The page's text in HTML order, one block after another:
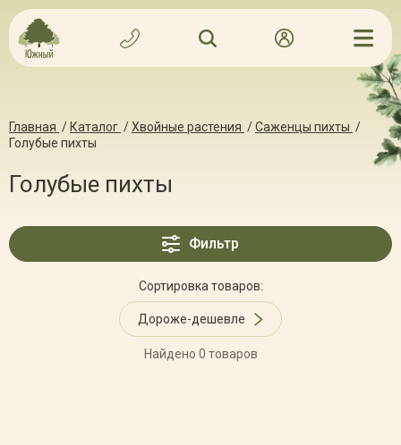
Главная / Каталог /Хвойные растения /Саженцы пихты /
Голубые пихты
Голубые пихты
Фильтр
Сортировка товаров:
Дороже-дешевле
Найдено 0 товаров